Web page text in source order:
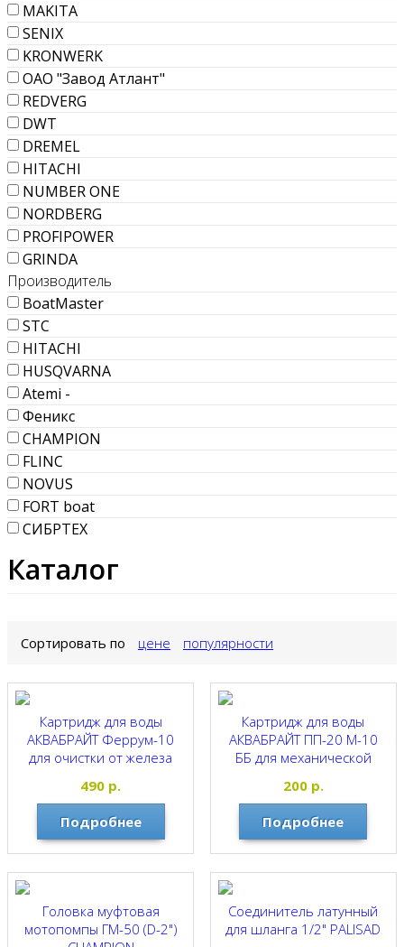
MAKITA
SENIX
KRONWERK
ОАО "Завод Атлант"
REDVERG
DWT
DREMEL
HITACHI
NUMBER ONE
NORDBERG
PROFIPOWER
GRINDA
Производитель
BoatMaster
STC
HITACHI
HUSQVARNA
Atemi -
Феникс
CHAMPION
FLINC
NOVUS
FORT boat
СИБРТЕХ
Каталог
Сортировать по цене популярности
Картридж для воды
АКВАБРАЙТ Феррум-10
для очистки от железа
АКВАБРАЙТ
490 р.
Подробнее
Картридж для воды
АКВАБРАЙТ ПП-20 М-10
ББ для механической
АКВАБРАЙТ
200р.
Подробнее
Головка муфтовая
мотопомпы ГМ-50 (D-2")
Соединитель латунный
для шланга 1/2" PALISAD